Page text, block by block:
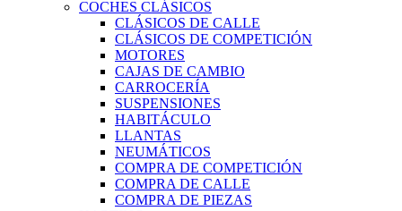
COCHES CLÁSICOS
CLÁSICOS DE CALLE
CLÁSICOS DE COMPETICIÓN
MOTORES
CAJAS DE CAMBIO
CARROCERÍA
SUSPENSIONES
HABITÁCULO
LLANTAS
NEUMÁTICOS
COMPRA DE COMPETICIÓN
COMPRA DE CALLE
COMPRA DE PIEZAS